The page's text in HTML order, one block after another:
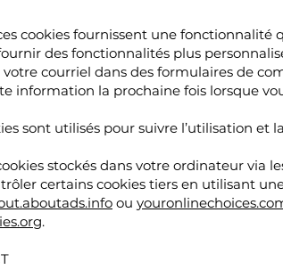
cookies fournissent une fonctionnalité
des fonctionnalités plus
courriel dans des formulaires de
information la prochaine fois lorsque
sont utilisés pour suivre l’utilisation
stockés dans votre ordinateur via
certains cookies tiers en utilisant
ou
.